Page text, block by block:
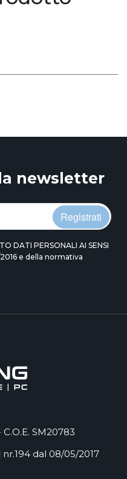
newsletter
Registrati
DATI PERSONALI AI SENSI
e della normativa
SM20783
dal 08/05/2017